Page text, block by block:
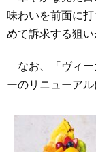
味わいを前面に
めて訴求する狙い
なお、「ヴィー
ーのリニューアル